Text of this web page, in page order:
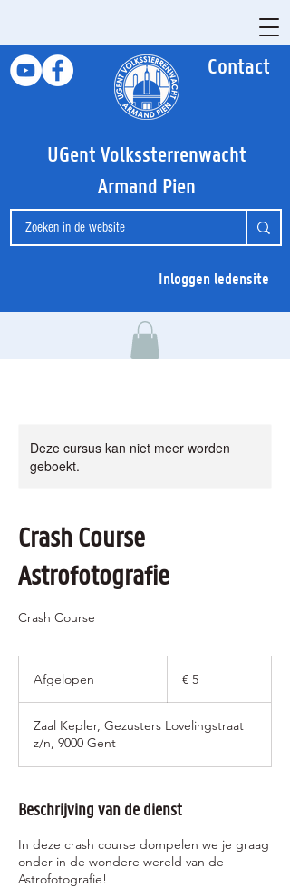
Contact
UGent Volkssterrenwacht
Armand Pien
Inloggen ledensite
Deze cursus kan niet meer worden
geboekt.
Crash Course
Astrofotografie
Crash Course
Afgelopen
e
l
o
n
€ 5
Zaal Kepler, Gezusters Lovelingstraat
z/n, 9000 Gent
Beschrijving van de dienst
In deze crash course dompelen we je graag
onder in de wondere wereld van de
Astrofotografie!